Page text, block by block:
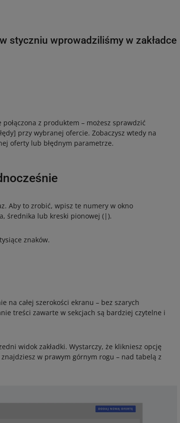
styczniu wprowadziliśmy w zakładce
z produktem – możesz sprawdzić
przy wybranej ofercie. Zobaczysz wtedy na
oferty lub błędnym parametrze.
Aby to zrobić, wpisz te numery w okno
średnika lub kreski pionowej (|).
znaków.
na całej szerokości ekranu – bez szarych
treści zawarte w sekcjach są bardziej czytelne i
widok zakładki. Wystarczy, że klikniesz opcję
znajdziesz w prawym górnym rogu – nad tabelą z